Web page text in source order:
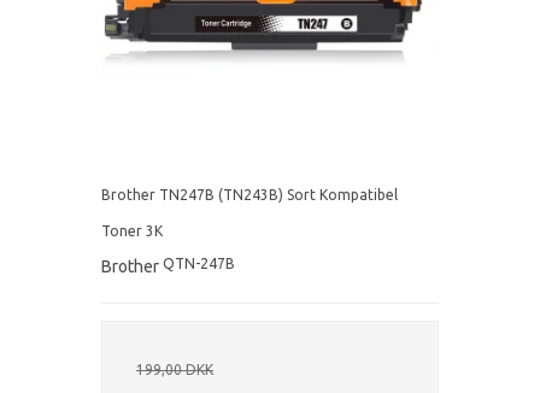
Brother TN247B (TN243B) Sort Kompatibel
Toner 3K
Brother QTN-247B
199,00 DKK